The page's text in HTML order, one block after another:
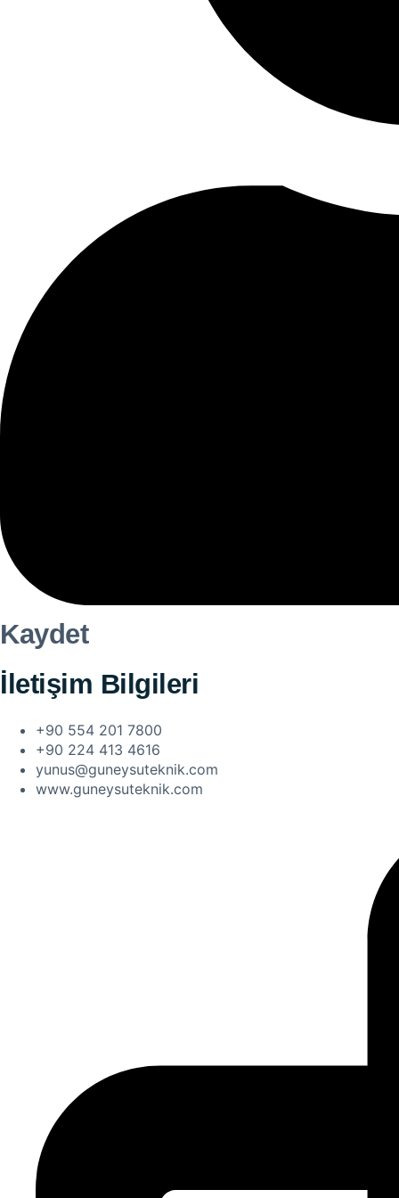
Kaydet
İletişim Bilgileri
+90 554 201 7800
+90 224 413 4616
yunus@guneysuteknik.com
www.guneysuteknik.com